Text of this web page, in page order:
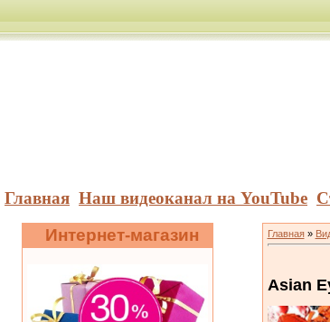
Главная Наш видеоканал на YouTube
Интернет-магазин
Главная»
Asian